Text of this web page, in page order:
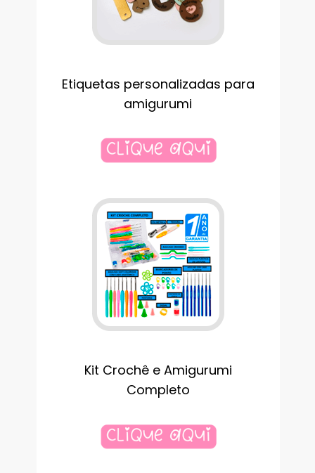
Etiquetas personalizadas para
amigurumi
Kit Crochê e Amigurumi
Completo